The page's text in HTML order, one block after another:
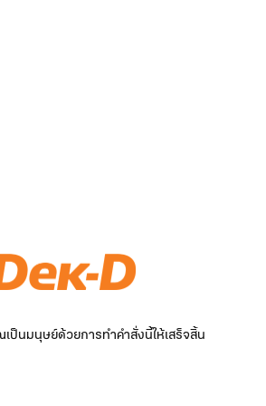
ป็นมนุษย์ด้วยการทำคำสั่งนี้ให้เสร็จสิ้น